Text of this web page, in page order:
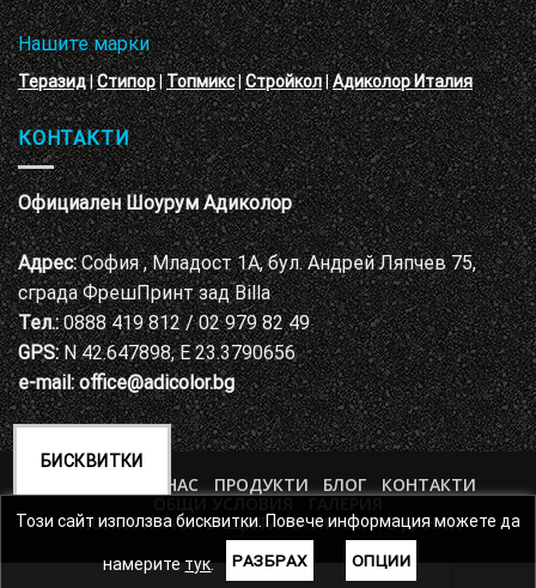
Нашите марки
Теразид|Стипор|Топмикс|Стройкол|Адиколор Италия
КОНТАКТИ
Официален Шоурум Адиколор
Адрес:София , Младост 1А, бул. Андрей Ляпчев 75,
сграда ФрешПринт зад Billa
Тел.:0888 419 812 / 02 979 82 49
GPS:N 42.647898, E 23.3790656
e-mail: office@adicolor.bg
ЗА НАС ПРОДУКТИ БЛОГ
КОНТАКТИ
ОБЩИ УСЛОВИЯ
ГАЛЕРИЯ
ПОЛИТИКА ЗА ЗАЩИТА НА ЛИЧНИТЕ ДАННИ
БИСКВИТКИ
Този сайт използва бисквитки. Повече информация можете да
намерите тук. РАЗБРАХ ОПЦИИ